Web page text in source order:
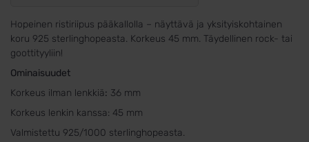
Hopeinen ristiriipus pääkallolla – näyttävä ja yksityiskohtainen
koru 925 sterlinghopeasta. Korkeus 45 mm. Täydellinen rock- tai
goottityyliin!
Ominaisuudet
Korkeus ilman lenkkiä: 36 mm
Korkeus lenkin kanssa: 45 mm
Valmistettu 925/1000 sterlinghopeasta.